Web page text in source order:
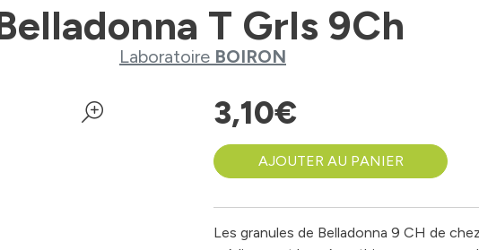
T Grls 9Ch
Laboratoire BOIRON
3,10€
AJOUTER AU PANIER
Les granules de Belladonna 9 CH de